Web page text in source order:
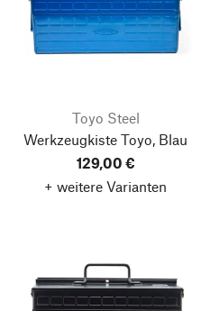
Toyo Steel
Werkzeugkiste Toyo, Blau
129,00 €
+ weitere Varianten